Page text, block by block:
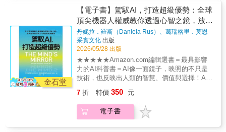
珍貴的資源。──馬克・奧利佛・奧普雷斯尼克
（Marc Oliver Opresnik）教授，德國呂貝克應
用科技大學（Lübeck University of Applied
Sciences）行銷學榮譽教授《科特勒的卓越營
運新戰略》不僅是提升企業成效的行動指南，
更集結了亞洲智慧。如果你是立志在全球交出
卓越表現的主管，這本書絕對不能錯過。──羅
伯・沃卡（Robert C. Wolcott）博士，創投
家、顧問、《近在咫尺》（Proximity）作者、
芝加哥大學及西北大學創新學兼任教授在這個
與執行力是成功關鍵。《科特勒的卓越營運新
戰略》將帶你瞭解企業該如何協調策略性業
務，在數位經濟的激烈競爭中脫穎而出。──荷
並深入說明尋找解決方案和上市的詳細過程，
深度和廣度兼備。不管你的創新計畫是以區塊
鏈為基礎，抑或是徹底不同的顛覆性技術，康
納從探索到部署等階段逐步解說，新手和經驗
豐富的技術用戶都能從中受惠。」──企業以太
坊聯盟執行董事丹尼爾．柏內特（Daniel C.
Burnett）「區塊鏈過去、現在和未來的通盤概
括。高層主管想在任職的組織中探索或整合DLT
和Web3的話，本書會是很實用的參考指南。眾
的方式盡呈讀者眼前。」──英國區塊鏈協會理
事長納西姆．納克維博士（Dr Naseem
Naqvi）「本書中，康納巧妙地編撰了區塊鏈的
授／管理學院EMBA執行長 孫明德 台灣經濟研
究院景氣預測中心主任 陳冲 財團法人新世代金
融基金會董事長／前行政院長 謝金河 財信傳媒
集團董事長 【國際好評推薦】 本書詳細描述了
中國如何在不到十年的時間裡，從現金的原始
系統跳躍到一個數位支付系統。只有少數公司
參與跨足這個創新領域，但結果卻是一場金融
科技革命&hellip;&hellip;這場革命已經改變了中
國，而且無論如何，它似乎也必將改變全世
界。 &mdash;&mdash;《金融時報》 對中國的
內容包括什麼是對的、什麼是錯的，以及我們
在努力要將支付體系現代化時，可以如何從中
國的經驗中學習。 ──席拉．貝爾（Sheila
取消表現不佳的作品時，你認為這代表？(A) 平
台願意冒險與實驗，偶爾失敗可以理解 → 【結
果一：Netflix】(B) 如果平台能整合影視之外的
更多服務與價值，我也能接受 → 【結果二：
Prime Video+】5. 當你評價一個串流平台時，
你最在意的是哪一點？(A) 作品整體品質穩定、
風格明確、數量不必太多 → 【結果三：Apple
TV+】(B) 故事宇宙能持續擴展，角色與世界觀
長期延續 → 【結果四：Disney+】 = = = = =
人格你是一位野心勃勃的創業家，相信大量實
驗才能找到成功公式。1997年，Netflix以郵寄
DVD租賃起家，挑戰實體租片店；2007年轉向
是兩回事。AI能計算、能預測、能生成，最後
還是必須由人類做決策！►造AI的人，帶你看
清AI的全貌丹妮拉．羅斯是業界公認的「機器
人之母」、MIT電腦科學與人工智慧實驗室主
任，也是新世代AI模型公司Liquid AI的共同創
辦人。她親手打造下一代AI模型，比任何人都
清楚AI能做到什麼、做不到什麼，與人類在這
場革命中真正的位置。►AI七大超能力 × 人類9
大優勢，成為無可取代的競爭力羅斯歸納出AI
的七種超能力：速度、知識、洞見、創意、先
人類，而是幫你提升你的競爭力——．醫療編
碼AI讓申請費用退件率下降60％．程式設計師
用AI輔助工具，完成任務的速度快上1.6倍．律
金石堂
【電子書】駕馭AI，打造超級優勢：全球
頂尖機器人權威教你透過心智之鏡，放大
創意與決策力，掌握風險與機會
丹妮拉．羅斯（Daniela Rus）、葛瑞格里．莫恩
（Gregory Mone）
采實文化 出版
2026/05/28 出版
★★★★★Amazon.com編輯選書＝最具影響
力的AI科普書＝AI像一面鏡子，映照的不只是
技術，也反映出人類的智慧、價值與選擇！AI
Q&A，發揮你無法被取代的9大競爭力！★全球
最具影響力AI科學家、MIT機器人權威重磅新作
★《出版人週刊》、《柯克斯書評》、麻省理
7 折 特價 350 元
電子書